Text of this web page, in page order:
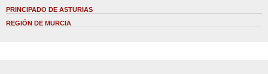
PRINCIPADO DE ASTURIAS
REGIÓN DE MURCIA